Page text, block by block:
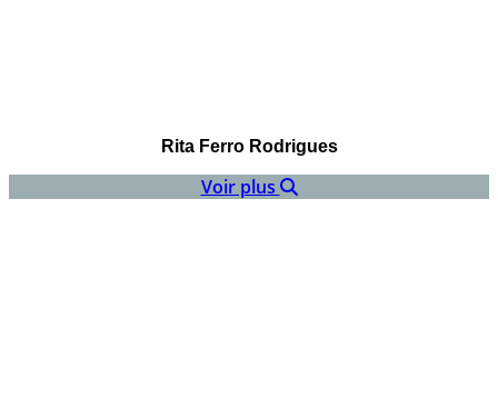
Rita Ferro Rodrigues
Voir plus